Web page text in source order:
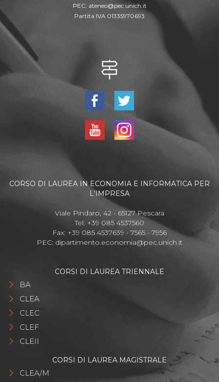
PEC: ateneo@pec.unich.it
Partita IVA 01335970693
CORSO DI LAUREA IN ECONOMIA E INFORMATICA PER
L'IMPRESA
Viale Pindaro, 42 - 65127 Pescara
Tel: +39 085 4537560
Fax: +39 085 4537639 - 7565 - 7956
PEC: dipartimento.economia@pec.unich.it
CORSI DI LAUREA TRIENNALE
BA
CLEA
CLEC
CLEF
CLEII
CORSI DI LAUREA MAGISTRALE
CLEA/M